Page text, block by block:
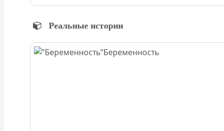
Реальные истории
Беременность